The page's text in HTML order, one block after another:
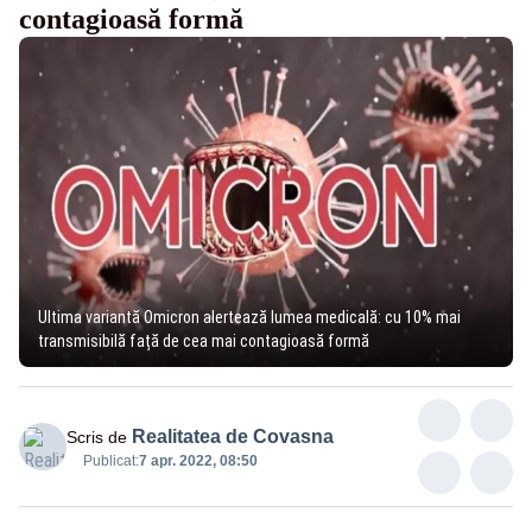
contagioasă formă
Ultima variantă Omicron alertează lumea medicală: cu 10% mai
transmisibilă față de cea mai contagioasă formă
Scris de Realitatea de Covasna
Publicat:7 apr. 2022, 08:50